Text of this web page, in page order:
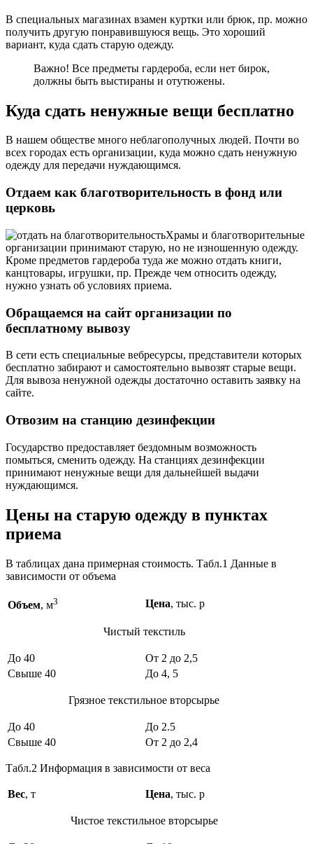
В специальных магазинах взамен куртки или брюк, пр. можно
получить другую понравившуюся вещь. Это хороший
вариант, куда сдать старую одежду.
Важно! Все предметы гардероба, если нет бирок,
должны быть выстираны и отутюжены.
Куда сдать ненужные вещи бесплатно
В нашем обществе много неблагополучных людей. Почти во
всех городах есть организации, куда можно сдать ненужную
одежду для передачи нуждающимся.
Отдаем как благотворительность в фонд или
церковь
Храмы и благотворительные
организации принимают старую, но не изношенную одежду.
Кроме предметов гардероба туда же можно отдать книги,
канцтовары, игрушки, пр. Прежде чем относить одежду,
нужно узнать об условиях приема.
Обращаемся на сайт организации по
бесплатному вывозу
В сети есть специальные вебресурсы, представители которых
бесплатно забирают и самостоятельно вывозят старые вещи.
Для вывоза ненужной одежды достаточно оставить заявку на
сайте.
Отвозим на станцию дезинфекции
Государство предоставляет бездомным возможность
помыться, сменить одежду. На станциях дезинфекции
принимают ненужные вещи для дальнейшей выдачи
нуждающимся.
Цены на старую одежду в пунктах
приема
В таблицах дана примерная стоимость. Табл.1 Данные в
зависимости от объема
Объем, м3 Цена, тыс. р
Чистый текстиль
До 40
От 2 до 2,5
Свыше 40
До 4, 5
Грязное текстильное вторсырье
До 40
До 2.5
Свыше 40
От 2 до 2,4
Табл.2 Информация в зависимости от веса
Вес, т Цена, тыс. р
Чистое текстильное вторсырье